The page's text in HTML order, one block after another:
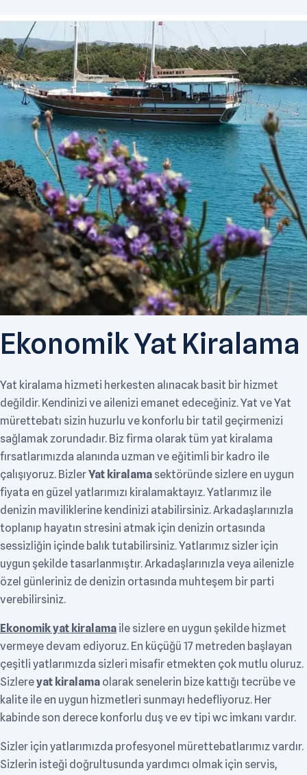
Ekonomik Yat Kiralama
Yat kiralama hizmeti herkesten alınacak basit bir hizmet
değildir. Kendinizi ve ailenizi emanet edeceğiniz. Yat ve Yat
mürettebatı sizin huzurlu ve konforlu bir tatil geçirmenizi
sağlamak zorundadır. Biz firma olarak tüm yat kiralama
fırsatlarımızda alanında uzman ve eğitimli bir kadro ile
çalışıyoruz. BizlerYat kiralama sektöründe sizlere en uygun
fiyata en güzel yatlarımızı kiralamaktayız. Yatlarımız ile
denizin maviliklerine kendinizi atabilirsiniz. Arkadaşlarınızla
toplanıp hayatın stresini atmak için denizin ortasında
sessizliğin içinde balık tutabilirsiniz. Yatlarımız sizler için
uygun şekilde tasarlanmıştır. Arkadaşlarınızla veya ailenizle
özel günleriniz de denizin ortasında muhteşem bir parti
verebilirsiniz.
Ekonomik yat kiralama ile sizlere en uygun şekilde hizmet
vermeye devam ediyoruz. En küçüğü 17 metreden başlayan
çeşitli yatlarımızda sizleri misafir etmekten çok mutlu oluruz.
Sizlereyat kiralama olarak senelerin bize kattığı tecrübe ve
kalite ile en uygun hizmetleri sunmayı hedefliyoruz. Her
kabinde son derece konforlu duş ve ev tipi wc imkanı vardır.
Sizler için yatlarımızda profesyonel mürettebatlarımız vardır.
Sizlerin isteği doğrultusunda yardımcı olmak için servis,